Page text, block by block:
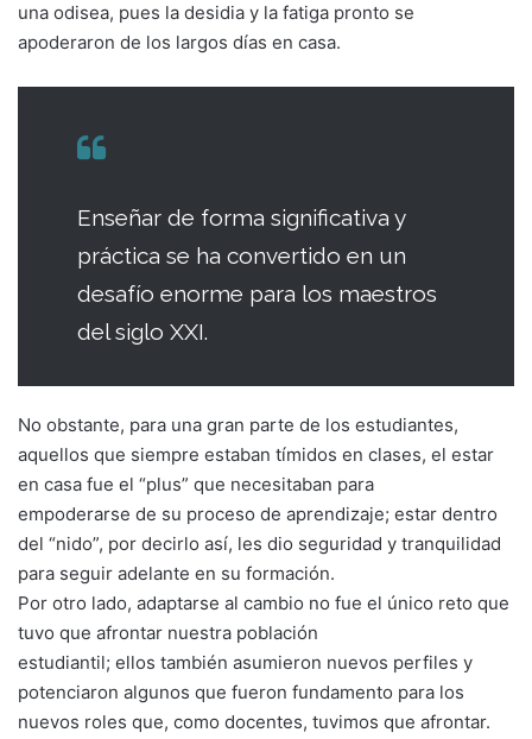
una odisea, pues la desidia y la fatiga pronto se
apoderaron de los largos días en casa.
Enseñar de forma significativa y
práctica se ha convertido en un
desafío enorme para los maestros
del siglo XXI.
No obstante, para una gran parte de los estudiantes,
aquellos que siempre estaban tímidos en clases, el estar
en casa fue el “plus” que necesitaban para
empoderarse de su proceso de aprendizaje; estar dentro
del “nido”, por decirlo así, les dio seguridad y tranquilidad
para seguir adelante en su formación.
Por otro lado, adaptarse al cambio no fue el único reto que
tuvo que afrontar nuestra población
estudiantil; ellos también asumieron nuevos perfiles y
potenciaron algunos que fueron fundamento para los
nuevos roles que, como docentes, tuvimos que afrontar.